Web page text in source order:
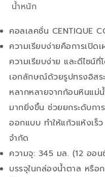
คอลเลคชั่น CENTIQUE
ความเรียบง่ายคือการเปิ
ความเรียบง่าย และดีไซน์
เอกลักษณ์ด้วยรูปทรงอิสร
หลากหลายจากก้อนหินแม่
มากยิ่งขึ้น ช่วยยกระดับกา
ออกแบบ ทำให้แก้วแห้งเร็
จำกัด
ความจุ: 345 มล. (12 ออน
บรรจุในกล่องน้ำตาล หรือ
น้ำหนัก